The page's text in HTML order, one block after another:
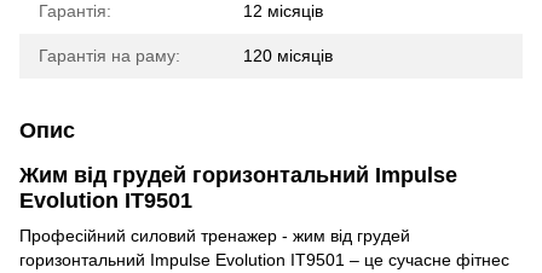
Гарантія: 12 місяців
Гарантія на раму: 120 місяців
Опис
Жим від грудей горизонтальний Impulse
Evolution IT9501
Професійний силовий тренажер - жим від грудей
горизонтальний Impulse Evolution IT9501 – це сучасне фітнес